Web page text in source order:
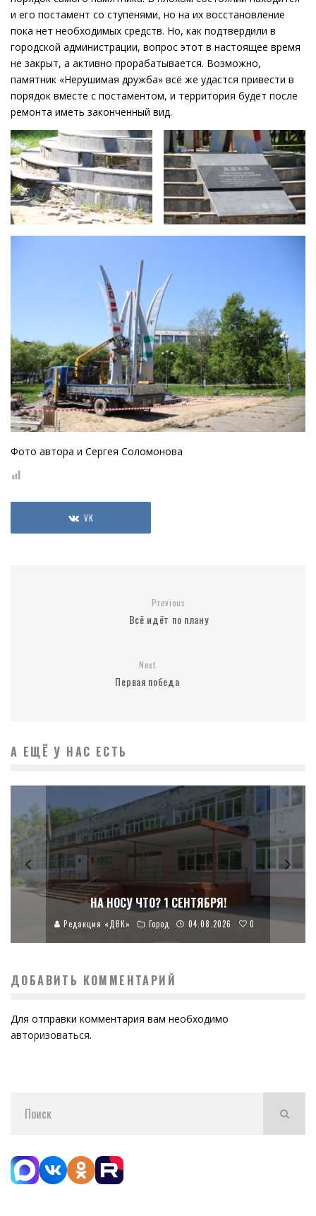
и его постамент со ступенями, но на их восстановление
пока нет необходимых средств. Но, как подтвердили в
городской администрации, вопрос этот в настоящее время
не закрыт, а активно прорабатывается. Возможно,
памятник «Нерушимая дружба» всё же удастся привести в
порядок вместе с постаментом, и территория будет после
ремонта иметь законченный вид.
Фото автора и Сергея Соломонова
VK
Previous
Всё идёт по плану
Next
Первая победа
А ЕЩЁ У НАС ЕСТЬ
НА НОСУ ЧТО? 1 СЕНТЯБРЯ!
Редакция «ДВК» Город 04.08.2026 0
ДОБАВИТЬ КОММЕНТАРИЙ
Для отправки комментария вам необходимо
авторизоваться.